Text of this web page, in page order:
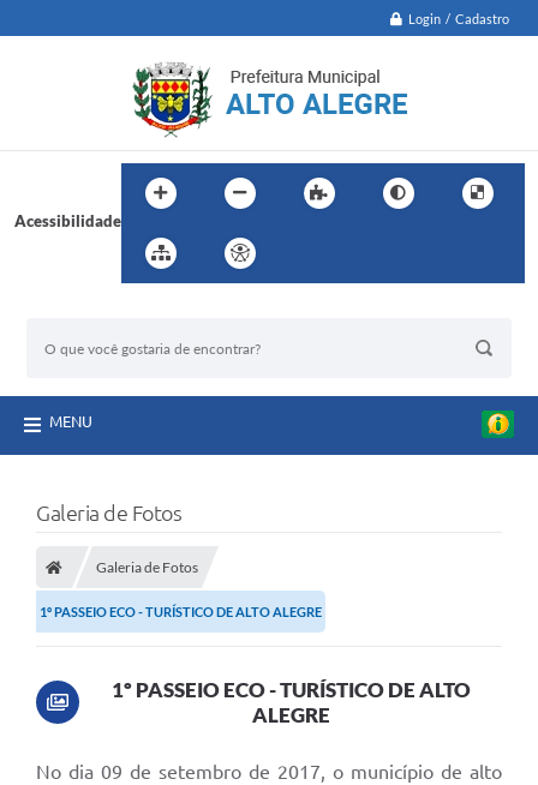
Login / Cadastro
Acessibilidade
MENU
Galeria de Fotos
Galeria de Fotos
1º PASSEIO ECO - TURÍSTICO DE ALTO ALEGRE
1º PASSEIO ECO - TURÍSTICO DE ALTO
ALEGRE
No dia 09 de setembro de 2017, o município de alto